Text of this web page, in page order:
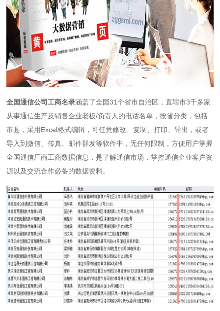
全国通信公司工商名录涵盖了全国31个省市自治区，直辖市3千多家
从事通信生产及销售企业老板/负责人的电话名单，按省分类，包括
市县，采用Excel格式编辑，可任意修改、复制、打印、导出，或者
导入到微信、传真、邮件群发等软件中，无任何限制，方便用户掌握
全国通信厂商工商数据信息，是了解通信市场，掌控通信企业客户资
源以及交流合作必备的数据资料。